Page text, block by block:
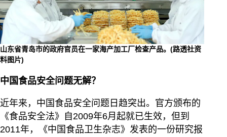
山东省青岛市的政府官员在一家海产加工厂检查产品。(路透社资
料图片)
中国食品安全问题无解？
近年来，中国食品安全问题日趋突出。官方颁布的
《食品安全法》自2009年6月起就已生效，但到
2011年，《中国食品卫生杂志》发表的一份研究报